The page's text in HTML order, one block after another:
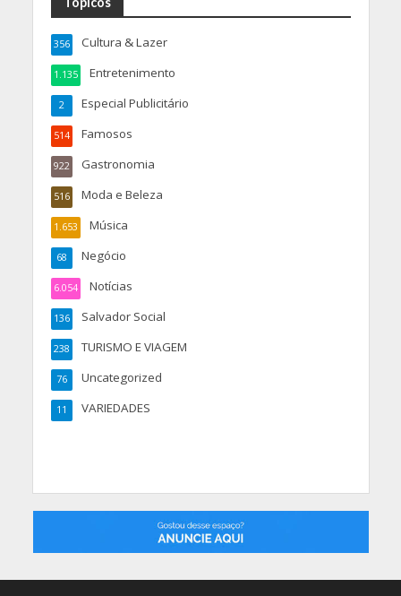
Cultura & Lazer
356
Entretenimento
1.135
Especial Publicitário
2
Famosos
514
Gastronomia
922
Moda e Beleza
516
Música
1.653
Negócio
68
Notícias
6.054
Salvador Social
136
TURISMO E VIAGEM
238
Uncategorized
76
VARIEDADES
11